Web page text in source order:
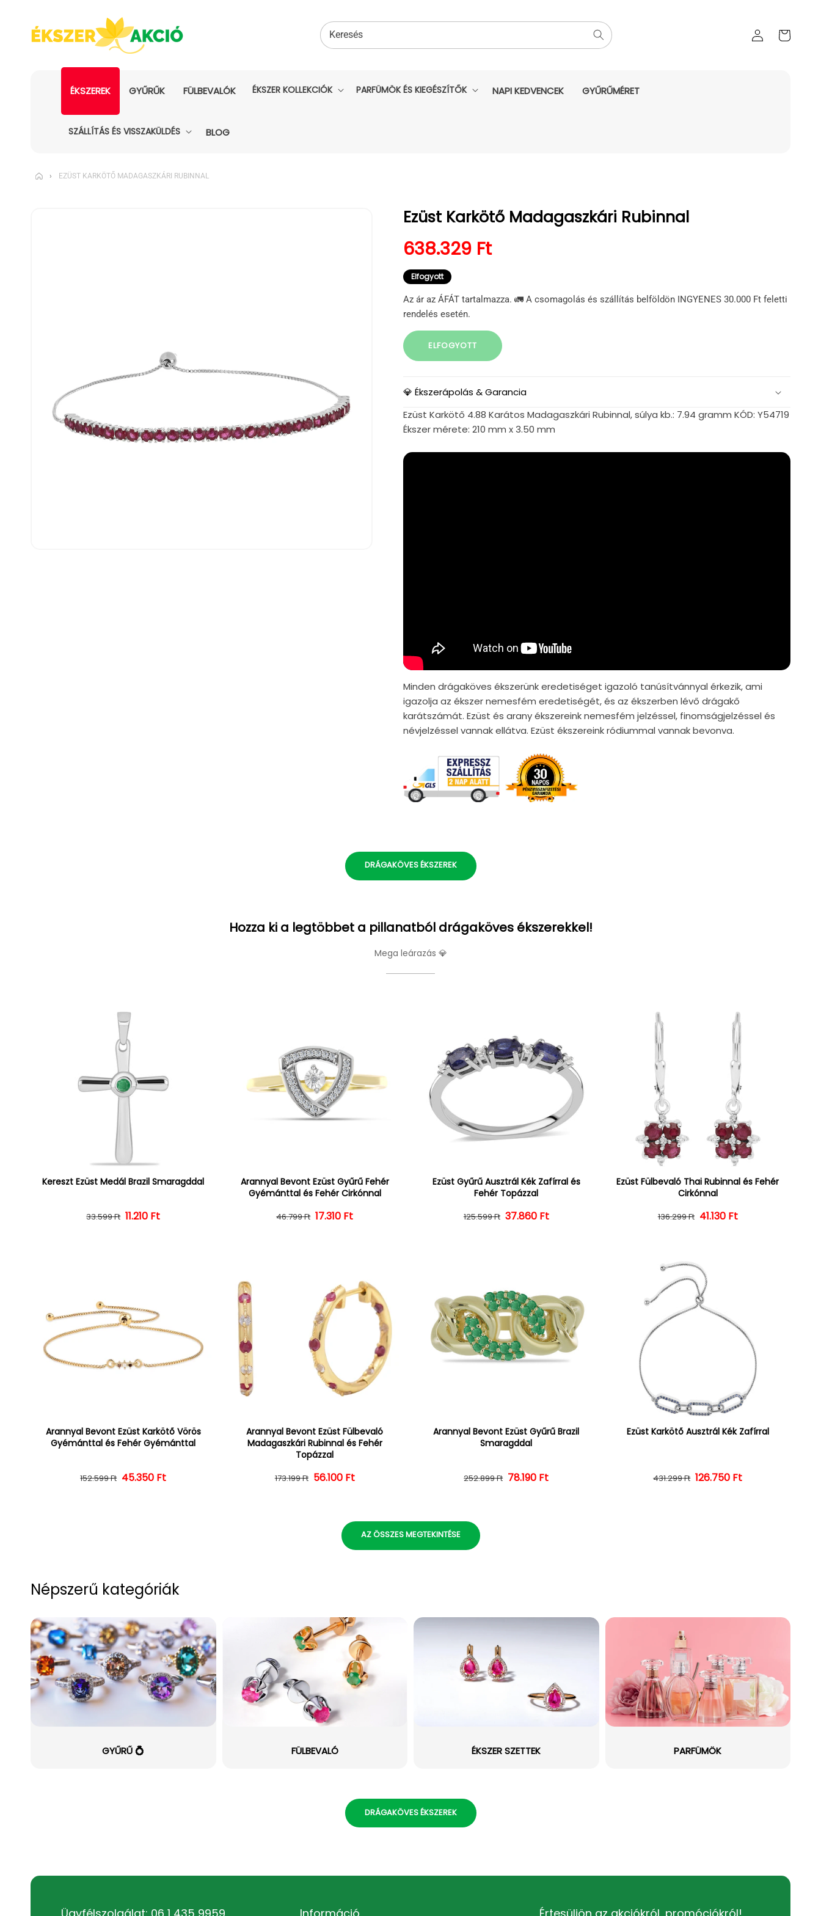
Bejelentkezés
kosara
Keresés
ÉKSZEREK GYŰRŰK FÜLBEVALÓK ÉKSZER KOLLEKCIÓK PARFÜMÖK ÉS KIEGÉSZÍTŐK NAPI KEDVENCEK GYŰRŰMÉRET
SZÁLLÍTÁS ÉS VISSZAKÜLDÉS BLOG
› EZÜST KARKÖTŐ MADAGASZKÁRI RUBINNAL
Ezüst Karkötő Madagaszkári Rubinnal
Normál ár
638.329 Ft
Elfogyott
Az ár az ÁFÁT tartalmazza. 🚛 A csomagolás és szállítás belföldön INGYENES 30.000 Ft feletti
rendelés esetén.
ELFOGYOTT
💎 Ékszerápolás & Garancia
Ezüst Karkötő 4.88 Karátos Madagaszkári Rubinnal, súlya kb.: 7.94 gramm KÓD: Y54719
Ékszer mérete: 210 mm x 3.50 mm
Minden drágaköves ékszerünk eredetiséget igazoló tanúsítvánnyal érkezik, ami
igazolja az ékszer nemesfém eredetiségét, és az ékszerben lévő drágakő
karátszámát. Ezüst és arany ékszereink nemesfém jelzéssel, finomságjelzéssel és
névjelzéssel vannak ellátva. Ezüst ékszereink ródiummal vannak bevonva.
DRÁGAKÖVES ÉKSZEREK
Hozza ki a legtöbbet a pillanatból drágaköves ékszerekkel!
Mega leárazás 💎
Kereszt Ezüst Medál Brazil Smaragddal
Normál ár
33.599 Ft Kedvezményes ár
11.210 Ft
Arannyal Bevont Ezüst Gyűrű Fehér
Gyémánttal és Fehér Cirkónnal
Normál ár
46.799 Ft Kedvezményes ár
17.310 Ft
Ezüst Gyűrű Ausztrál Kék Zafírral és
Fehér Topázzal
Normál ár
125.599 Ft Kedvezményes ár
37.860 Ft
Ezüst Fülbevaló Thai Rubinnal és Fehér
Cirkónnal
Normál ár
136.299 Ft Kedvezményes ár
41.130 Ft
Arannyal Bevont Ezüst Karkötő Vörös
Gyémánttal és Fehér Gyémánttal
Normál ár
152.599 Ft Kedvezményes ár
45.350 Ft
Arannyal Bevont Ezüst Fülbevaló
Madagaszkári Rubinnal és Fehér
Topázzal
Normál ár
173.199 Ft Kedvezményes ár
56.100 Ft
Arannyal Bevont Ezüst Gyűrű Brazil
Smaragddal
Normál ár
252.899 Ft Kedvezményes ár
78.190 Ft
Ezüst Karkötő Ausztrál Kék Zafírral
Normál ár
431.299 Ft Kedvezményes ár
126.750 Ft
AZ ÖSSZES MEGTEKINTÉSE
Népszerű kategóriák
GYŰRŰ 💍 FÜLBEVALÓ ÉKSZER SZETTEK PARFÜMÖK
DRÁGAKÖVES ÉKSZEREK